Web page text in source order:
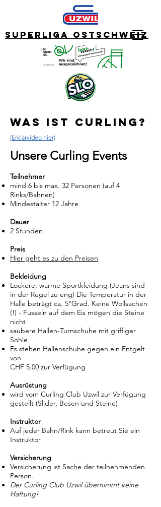
Superliga Ostschweiz
was ist curling?
(Erklärvideo hier)
Unsere Curling Events
Teilnehmer
mind.6 bis max. 32 Personen (auf 4
Rinks/Bahnen)
Mindestalter 12 Jahre
Dauer
2 Stunden
Preis
Hier geht es zu den Preisen
Bekleidung
Lockere, warme Sportkleidung (Jeans sind
in der Regel zu eng) Die Temperatur in der
Halle beträgt ca. 5°Grad. Keine Wollsachen
(!) - Fusseln auf dem Eis mögen die Steine
nicht
saubere Hallen-Turnschuhe mit griffiger
Sohle
Es stehen Hallenschuhe gegen ein Entgelt
von
CHF 5.00 zur Verfügung
Ausrüstung
wird vom Curling Club Uzwil zur Verfügung
gestellt (Slider, Besen und Steine)
Instruktor
Auf jeder Bahn/Rink kann betreut Sie ein
Instruktor
Versicherung
Versicherung ist Sache der teilnehmenden
Person.
Der Curling Club Uzwil übernimmt keine
Haftung!